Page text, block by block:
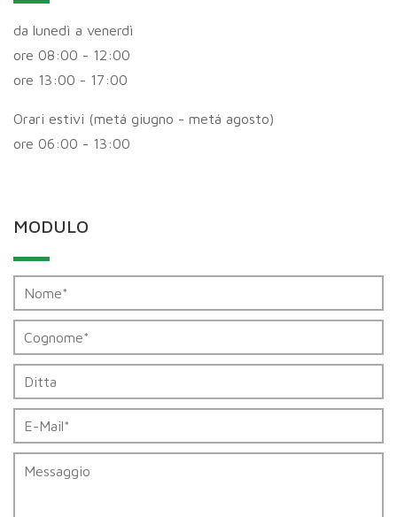
da lunedì a venerdì
ore 08:00 - 12:00
ore 13:00 - 17:00
Orari estivi (metá giugno - metá agosto)
ore 06:00 - 13:00
MODULO
Kontakt